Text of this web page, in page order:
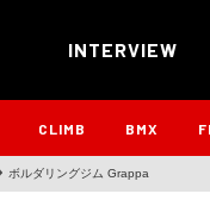
INTERVIEW
CLIMB BMX
ボルダリングジム Grappa